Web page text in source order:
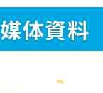
媒体資料